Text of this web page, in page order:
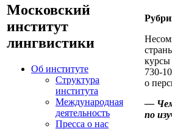
Московский
институт
лингвистики
Об институте
Структура
института
Международная
деятельность
Пресса о нас
курсы
730-
о
— Чем
по